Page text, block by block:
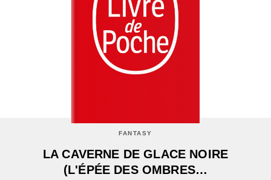
FANTASY
LA CAVERNE DE GLACE NOIRE
(L'ÉPÉE DES OMBRES…